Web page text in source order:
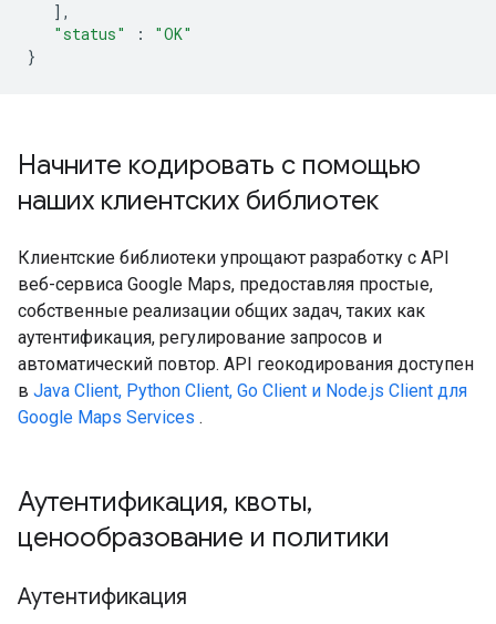
],
"status"
:
"OK"
}
Начните кодировать с помощью
наших клиентских библиотек
Клиентские библиотеки упрощают разработку с API
веб-сервиса Google Maps, предоставляя простые,
собственные реализации общих задач, таких как
аутентификация, регулирование запросов и
автоматический повтор. API геокодирования доступен
в Java Client, Python Client, Go Client и Node.js Client для
Google Maps Services .
Аутентификация, квоты,
ценообразование и политики
Аутентификация